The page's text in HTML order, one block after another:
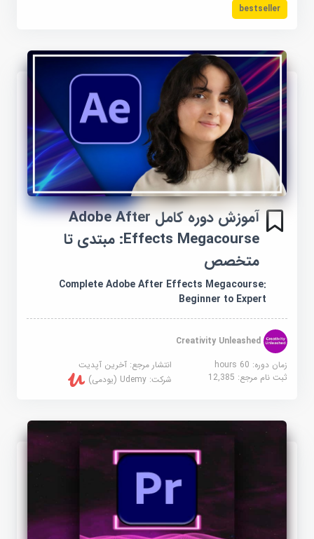
bestseller
آموزش دوره کامل Adobe After
Effects Megacourse: مبتدی تا
متخصص
Complete Adobe After Effects Megacourse:
Beginner to Expert
Creativity Unleashed
زمان دوره: 60 hours
انتشار مرجع:آخرین آپدیت
ثبت نام مرجع:12,385 شرکت:Udemy (یودمی)